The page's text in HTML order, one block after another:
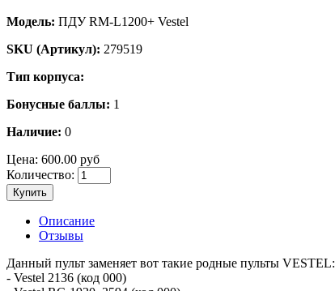
Модель: ПДУ RM-L1200+ Vestel
SKU (Артикул): 279519
Тип корпуса:
Бонусные баллы: 1
Наличие: 0
Цена: 600.00 руб
Количество:
Купить
Описание
Отзывы
Данный пульт заменяет вот такие родные пульты VESTEL:
- Vestel 2136 (код 000)